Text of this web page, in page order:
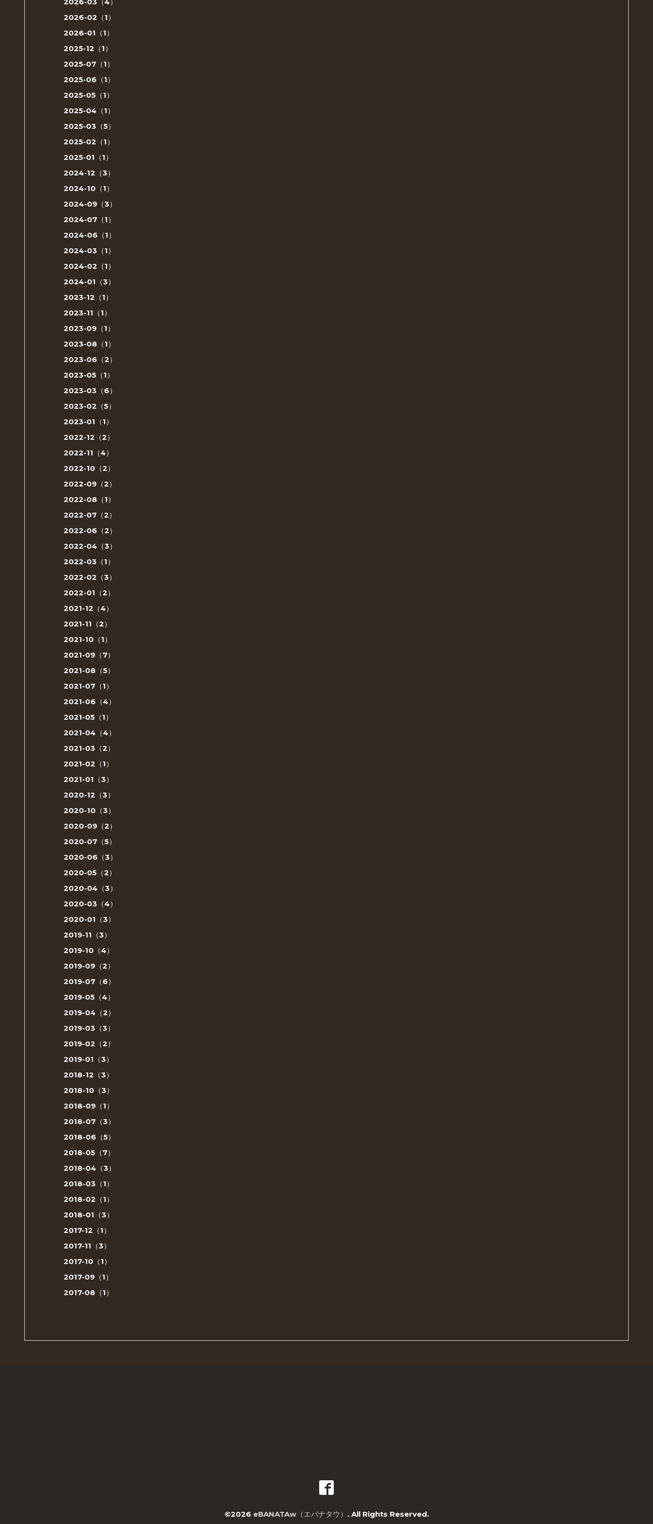
2026-02（1）
2026-01（1）
2025-12（1）
2025-07（1）
2025-06（1）
2025-05（1）
2025-04（1）
2025-03（5）
2025-02（1）
2025-01（1）
2024-12（3）
2024-10（1）
2024-09（3）
2024-07（1）
2024-06（1）
2024-03（1）
2024-02（1）
2024-01（3）
2023-12（1）
2023-11（1）
2023-09（1）
2023-08（1）
2023-06（2）
2023-05（1）
2023-03（6）
2023-02（5）
2023-01（1）
2022-12（2）
2022-11（4）
2022-10（2）
2022-09（2）
2022-08（1）
2022-07（2）
2022-06（2）
2022-04（3）
2022-03（1）
2022-02（3）
2022-01（2）
2021-12（4）
2021-11（2）
2021-10（1）
2021-09（7）
2021-08（5）
2021-07（1）
2021-06（4）
2021-05（1）
2021-04（4）
2021-03（2）
2021-02（1）
2021-01（3）
2020-12（3）
2020-10（3）
2020-09（2）
2020-07（5）
2020-06（3）
2020-05（2）
2020-04（3）
2020-03（4）
2020-01（3）
2019-11（3）
2019-10（4）
2019-09（2）
2019-07（6）
2019-05（4）
2019-04（2）
2019-03（3）
2019-02（2）
2019-01（3）
2018-12（3）
2018-10（3）
2018-09（1）
2018-07（3）
2018-06（5）
2018-05（7）
2018-04（3）
2018-03（1）
2018-02（1）
2018-01（3）
2017-12（1）
2017-11（3）
2017-10（1）
2017-09（1）
2017-08（1）
©2026 eBANATAw（エバナタウ） . All Rights Reserved.